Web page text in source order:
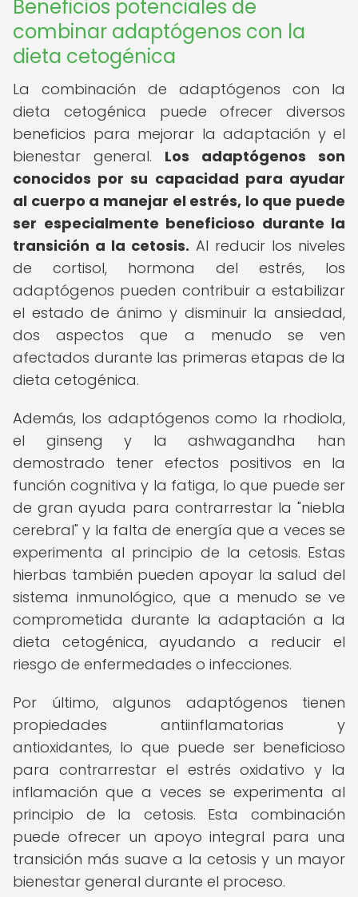
Beneficios potenciales de
combinar adaptógenos con la
dieta cetogénica
La combinación de adaptógenos con la
dieta cetogénica puede ofrecer diversos
beneficios para mejorar la adaptación y el
bienestar general. Los adaptógenos son
conocidos por su capacidad para ayudar
al cuerpo a manejar el estrés, lo que puede
ser especialmente beneficioso durante la
transición a la cetosis. Al reducir los niveles
de cortisol, hormona del estrés, los
adaptógenos pueden contribuir a estabilizar
el estado de ánimo y disminuir la ansiedad,
dos aspectos que a menudo se ven
afectados durante las primeras etapas de la
dieta cetogénica.
Además, los adaptógenos como la rhodiola,
el ginseng y la ashwagandha han
demostrado tener efectos positivos en la
función cognitiva y la fatiga, lo que puede ser
de gran ayuda para contrarrestar la "niebla
cerebral" y la falta de energía que a veces se
experimenta al principio de la cetosis. Estas
hierbas también pueden apoyar la salud del
sistema inmunológico, que a menudo se ve
comprometida durante la adaptación a la
dieta cetogénica, ayudando a reducir el
riesgo de enfermedades o infecciones.
Por último, algunos adaptógenos tienen
propiedades antiinflamatorias y
antioxidantes, lo que puede ser beneficioso
para contrarrestar el estrés oxidativo y la
inflamación que a veces se experimenta al
principio de la cetosis. Esta combinación
puede ofrecer un apoyo integral para una
transición más suave a la cetosis y un mayor
bienestar general durante el proceso.